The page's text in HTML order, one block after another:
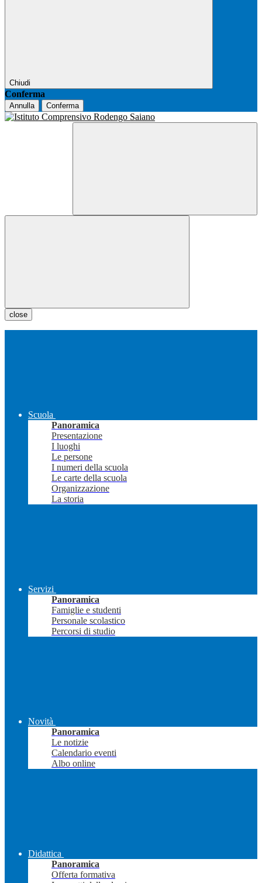
Chiudi
Conferma
Annulla Conferma
close
Scuola
Panoramica
Presentazione
I luoghi
Le persone
I numeri della scuola
Le carte della scuola
Organizzazione
La storia
Servizi
Panoramica
Famiglie e studenti
Personale scolastico
Percorsi di studio
Novità
Panoramica
Le notizie
Calendario eventi
Albo online
Didattica
Panoramica
Offerta formativa